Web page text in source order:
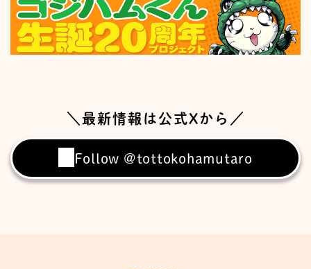
＼最新情報は公式Xから／
Follow @tottokohamutaro